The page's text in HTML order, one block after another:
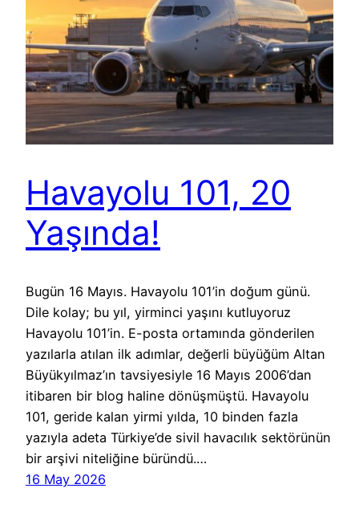
Havayolu 101, 20
Yaşında!
Bugün 16 Mayıs. Havayolu 101’in doğum günü.
Dile kolay; bu yıl, yirminci yaşını kutluyoruz
Havayolu 101’in. E-posta ortamında gönderilen
yazılarla atılan ilk adımlar, değerli büyüğüm Altan
Büyükyılmaz’ın tavsiyesiyle 16 Mayıs 2006’dan
itibaren bir blog haline dönüşmüştü. Havayolu
101, geride kalan yirmi yılda, 10 binden fazla
yazıyla adeta Türkiye’de sivil havacılık sektörünün
bir arşivi niteliğine büründü.…
16 May 2026